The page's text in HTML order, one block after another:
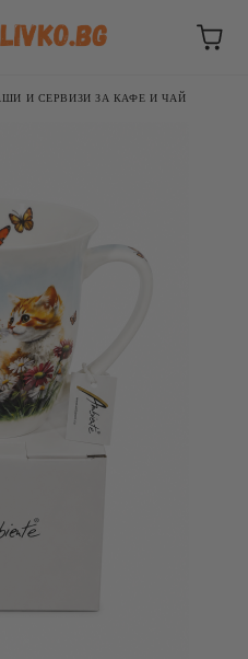
И СЕРВИЗИ ЗА КАФЕ И ЧАЙ